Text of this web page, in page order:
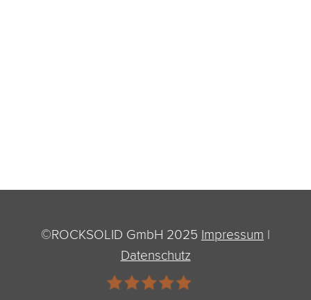
©ROCKSOLID GmbH 2025 Impressum |
Datenschutz